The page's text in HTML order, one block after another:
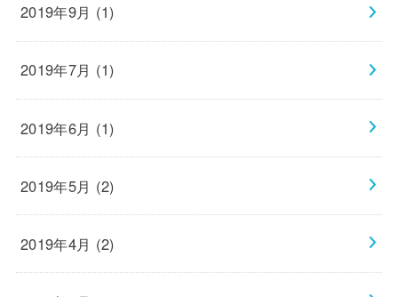
2019年9月 (1)
2019年7月 (1)
2019年6月 (1)
2019年5月 (2)
2019年4月 (2)